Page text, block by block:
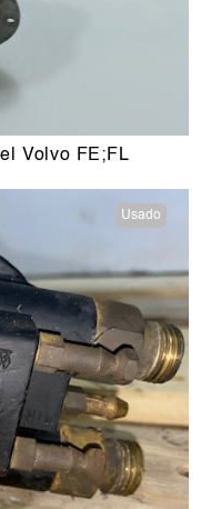
Volvo FE;FL
Usado